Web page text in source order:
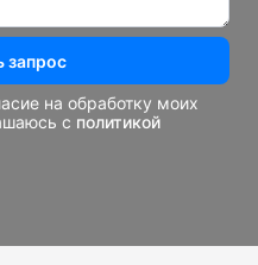
запрос
на обработку моих
с политикой